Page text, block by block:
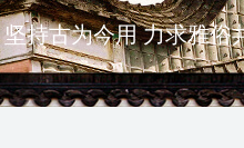
绍民族瑰宝 宣传中华
持古为今用 力求雅俗